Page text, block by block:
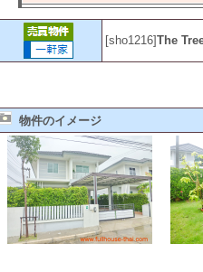
[sho1216]The
物件のイメージ